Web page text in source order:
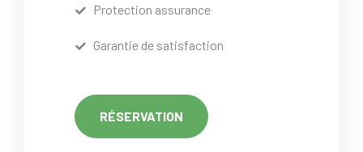
Protection assurance
Garantie de satisfaction
RÉSERVATION